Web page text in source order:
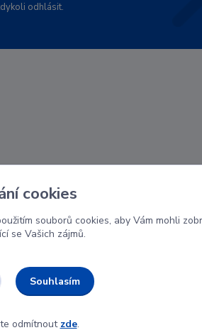
odhlásit.
cookies
souborů cookies, aby Vám mohli
se Vašich zájmů.
Souhlasím
odmítnout zde.